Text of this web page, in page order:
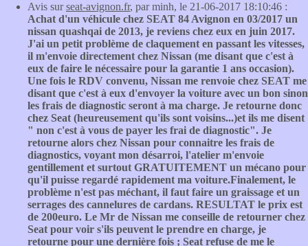
Avis surseat-avignon.fr, par minh, le 21-06-2017 18:10:46 :
Achat d'un véhicule chez SEAT 84 Avignon en 03/2017 un
nissan quashqai de 2013, je reviens chez eux en juin 2017.
J'ai un petit problème de claquement en passant les vitesses,
il m'envoie directement chez Nissan (me disant que c'est à
eux de faire le nécessaire pour la garantie 1 ans occasion).
Une fois le RDV convenu, Nissan me renvoie chez SEAT me
disant que c'est à eux d'envoyer la voiture avec un bon sinon
les frais de diagnostic seront à ma charge. Je retourne donc
chez Seat (heureusement qu'ils sont voisins...)et ils me disent
" non c'est à vous de payer les frai de diagnostic". Je
retourne alors chez Nissan pour connaitre les frais de
diagnostics, voyant mon désarroi, l'atelier m'envoie
gentillement et surtout GRATUITEMENT un mécano pour
qu'il puisse regardé rapidement ma voiture.Finalement, le
problème n'est pas méchant, il faut faire un graissage et un
serrages des cannelures de cardans. RESULTAT le prix est
de 200euro. Le Mr de Nissan me conseille de retourner chez
Seat pour voir s'ils peuvent le prendre en charge, je
retourne pour une dernière fois ; Seat refuse de me le